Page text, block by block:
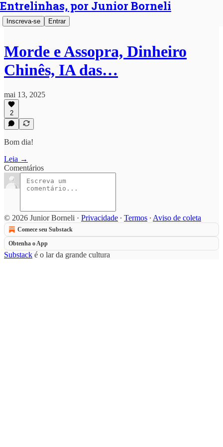
Entrelinhas, por Junior Borneli
Inscreva-se Entrar
Morde e Assopra, Dinheiro
Chinês, IA das…
mai 13, 2025
2
Bom dia!
Leia →
Comentários
© 2026 Junior Borneli · Privacidade ∙ Termos ∙ Aviso de coleta
Comece seu Substack
Obtenha o App
Substack é o lar da grande cultura